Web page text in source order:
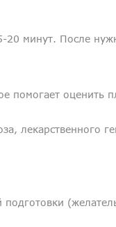
20 минут. После
оценить
лекарственного